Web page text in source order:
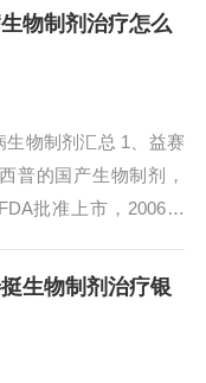
病。当口服皮质类固
直接进行腱鞘或关节
物制剂治疗怎么
生物制剂汇总 1、益赛
普的国产生物制剂，
批准上市，2006年
支，用药方式为皮
生物制剂治疗银